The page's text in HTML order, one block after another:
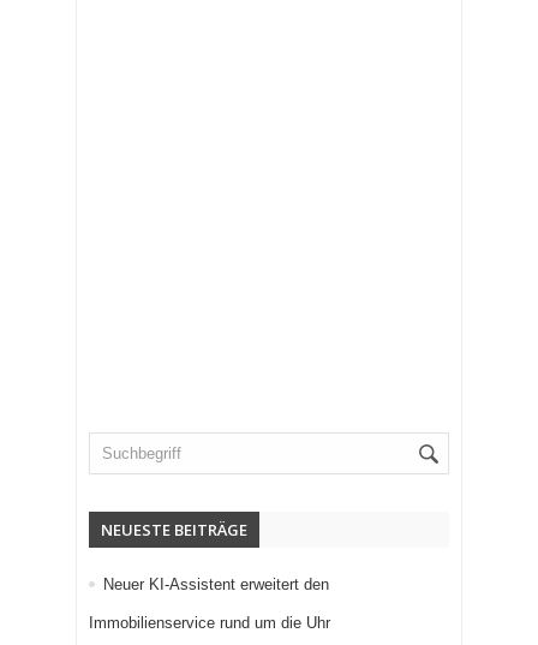
NEUESTE BEITRÄGE
Neuer KI-Assistent erweitert den
Immobilienservice rund um die Uhr